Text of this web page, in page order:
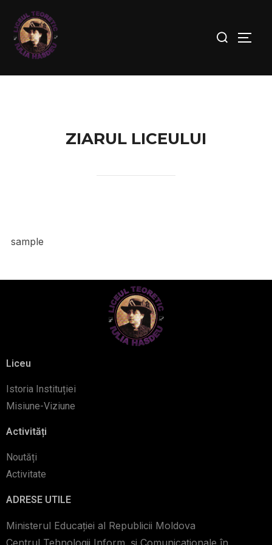
ZIARUL LICEULUI
sample
Liceu
Istoria Instituției
Misiune-Viziune
Activități
Noutăți
Activitate
ADRESE UTILE
Ministerul Educației al Republicii Moldova
Centrul Tehnologii Inform. şi Comunicaţionale în